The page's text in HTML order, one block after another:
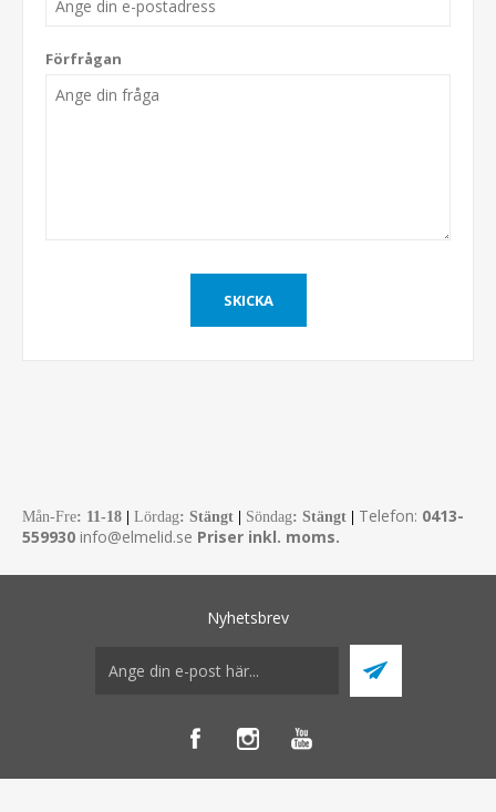
Förfrågan
Mån-Fre: 11-18 Lördag: Stängt Söndag: Stängt Telefon: 0413-
559930 info@elmelid.se Priser inkl. moms.
Nyhetsbrev